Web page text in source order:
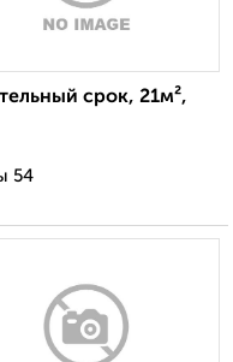
срок, 21м²,
54